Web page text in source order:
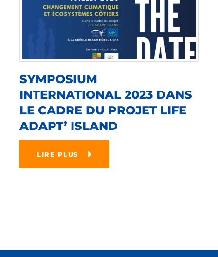
SYMPOSIUM
INTERNATIONAL 2023 DANS
LE CADRE DU PROJET LIFE
ADAPT’ ISLAND
LIRE PLUS